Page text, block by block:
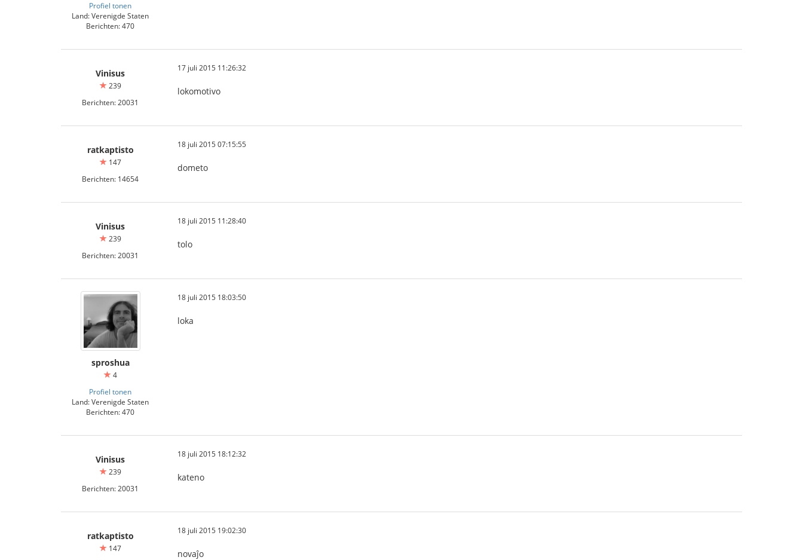
Profiel tonen
Land: Verenigde Staten
Berichten: 470
Vinisus
239
Berichten: 20031
17 juli 2015 11:26:32
lokomotivo
ratkaptisto
147
Berichten: 14654
18 juli 2015 07:15:55
dometo
Vinisus
239
Berichten: 20031
18 juli 2015 11:28:40
tolo
sproshua
4
Profiel tonen
Land: Verenigde Staten
Berichten: 470
18 juli 2015 18:03:50
loka
Vinisus
239
Berichten: 20031
18 juli 2015 18:12:32
kateno
ratkaptisto
147
18 juli 2015 19:02:30
novaĵo